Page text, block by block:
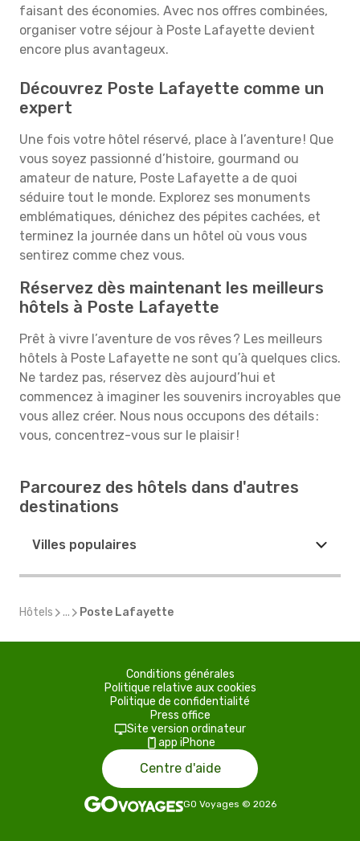
faisant des économies. Avec nos offres combinées,
organiser votre séjour à Poste Lafayette devient
encore plus avantageux.
Découvrez Poste Lafayette comme un
expert
Une fois votre hôtel réservé, place à l’aventure ! Que
vous soyez passionné d’histoire, gourmand ou
amateur de nature, Poste Lafayette a de quoi
séduire tout le monde. Explorez ses monuments
emblématiques, dénichez des pépites cachées, et
terminez la journée dans un hôtel où vous vous
sentirez comme chez vous.
Réservez dès maintenant les meilleurs
hôtels à Poste Lafayette
Prêt à vivre l’aventure de vos rêves ? Les meilleurs
hôtels à Poste Lafayette ne sont qu’à quelques clics.
Ne tardez pas, réservez dès aujourd’hui et
commencez à imaginer les souvenirs incroyables que
vous allez créer. Nous nous occupons des détails :
vous, concentrez-vous sur le plaisir !
Parcourez des hôtels dans d'autres
destinations
Villes populaires
Hôtels ... Poste Lafayette
Conditions générales
Politique relative aux cookies
Politique de confidentialité
Press office
Site version ordinateur
app iPhone
Centre d'aide
GO Voyages © 2026